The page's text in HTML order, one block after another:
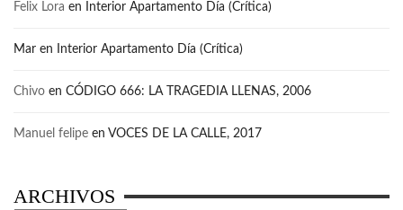
Felix Lora en Interior Apartamento Día (Crítica)
Mar en Interior Apartamento Día (Crítica)
Chivo en CÓDIGO 666: LA TRAGEDIA LLENAS, 2006
Manuel felipe en VOCES DE LA CALLE, 2017
ARCHIVOS